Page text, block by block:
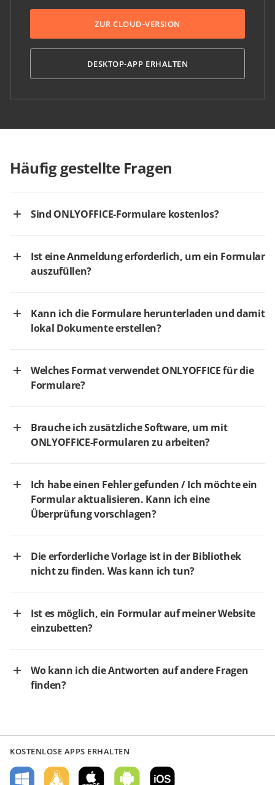
ZUR CLOUD-VERSION
DESKTOP-APP ERHALTEN
Häufig gestellte Fragen
Sind ONLYOFFICE-Formulare kostenlos?
Ist eine Anmeldung erforderlich, um ein Formular
auszufüllen?
Kann ich die Formulare herunterladen und damit
lokal Dokumente erstellen?
Welches Format verwendet ONLYOFFICE für die
Formulare?
Brauche ich zusätzliche Software, um mit
ONLYOFFICE-Formularen zu arbeiten?
Ich habe einen Fehler gefunden / Ich möchte ein
Formular aktualisieren. Kann ich eine
Überprüfung vorschlagen?
Die erforderliche Vorlage ist in der Bibliothek
nicht zu finden. Was kann ich tun?
Ist es möglich, ein Formular auf meiner Website
einzubetten?
Wo kann ich die Antworten auf andere Fragen
finden?
KOSTENLOSE APPS ERHALTEN